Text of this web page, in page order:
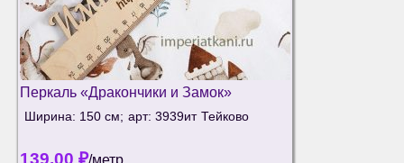
Перкаль «Дракончики и Замок»
Ширина: 150 см; арт: 3939ит Тейково
139.00 ₽